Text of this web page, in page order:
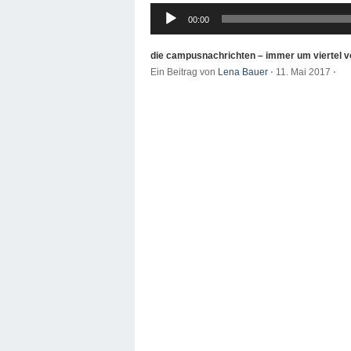
Audio-
Player
00:00
die campusnachrichten – immer um viertel
Ein Beitrag von Lena Bauer ⋅ 11. Mai 2017 ⋅